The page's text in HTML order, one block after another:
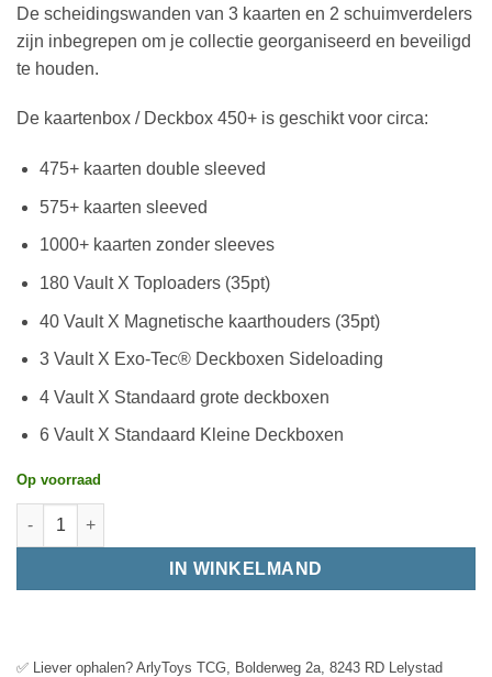
De scheidingswanden van 3 kaarten en 2 schuimverdelers
zijn inbegrepen om je collectie georganiseerd en beveiligd
te houden.
De kaartenbox / Deckbox 450+ is geschikt voor circa:
475+ kaarten double sleeved
575+ kaarten sleeved
1000+ kaarten zonder sleeves
180 Vault X Toploaders (35pt)
40 Vault X Magnetische kaarthouders (35pt)
3 Vault X Exo-Tec® Deckboxen Sideloading
4 Vault X Standaard grote deckboxen
6 Vault X Standaard Kleine Deckboxen
Op voorraad
IN WINKELMAND
✅ Liever ophalen? ArlyToys TCG, Bolderweg 2a, 8243 RD Lelystad